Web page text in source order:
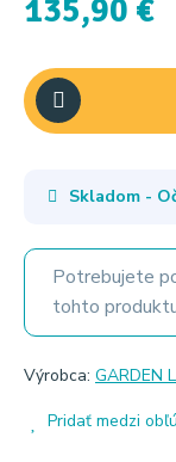
135,90 €
Skladom -
Potrebujete
tohto
Výrobca: GARDEN
Pridať medzi